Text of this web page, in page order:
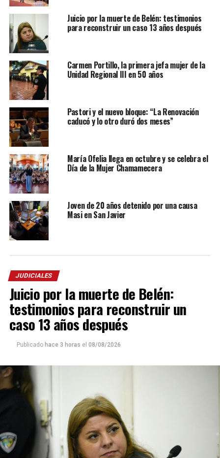
Juicio por la muerte de Belén: testimonios
para reconstruir un caso 13 años después
Carmen Portillo, la primera jefa mujer de la
Unidad Regional III en 50 años
Pastori y el nuevo bloque: “La Renovación
caducó y lo otro duró dos meses”
María Ofelia llega en octubre y se celebra el
Día de la Mujer Chamamecera
Joven de 20 años detenido por una causa
Masi en San Javier
JUDICIALES
Juicio por la muerte de Belén:
testimonios para reconstruir un
caso 13 años después
Publicado hace 3 horas el 08/08/2026